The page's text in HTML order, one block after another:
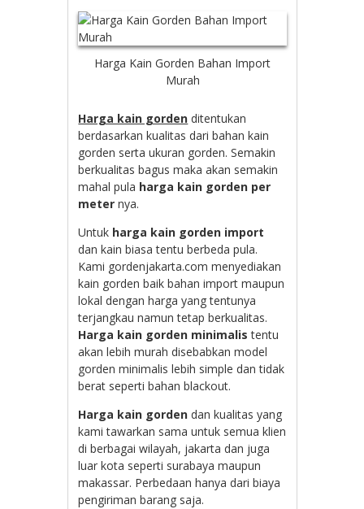
Harga Kain Gorden Bahan Import
Murah
Harga kain gorden ditentukan
berdasarkan kualitas dari bahan kain
gorden serta ukuran gorden. Semakin
berkualitas bagus maka akan semakin
mahal pula harga kain gorden per
meter nya.
Untuk harga kain gorden import
dan kain biasa tentu berbeda pula.
Kami gordenjakarta.com menyediakan
kain gorden baik bahan import maupun
lokal dengan harga yang tentunya
terjangkau namun tetap berkualitas.
Harga kain gorden minimalis tentu
akan lebih murah disebabkan model
gorden minimalis lebih simple dan tidak
berat seperti bahan blackout.
Harga kain gorden dan kualitas yang
kami tawarkan sama untuk semua klien
di berbagai wilayah, jakarta dan juga
luar kota seperti surabaya maupun
makassar. Perbedaan hanya dari biaya
pengiriman barang saja.